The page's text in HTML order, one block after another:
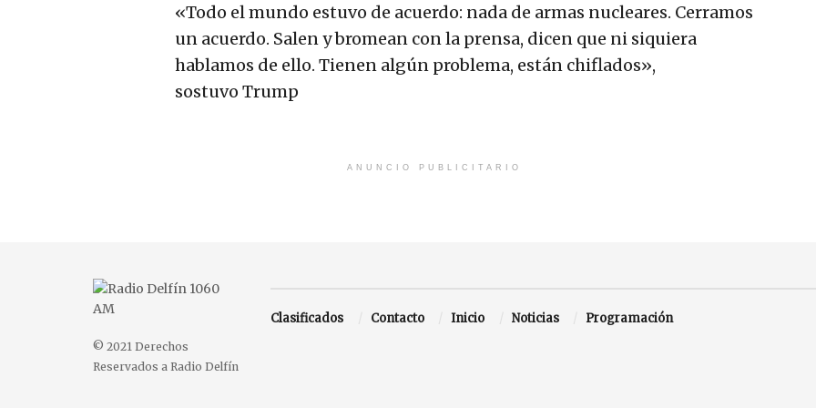
«Todo el mundo estuvo de acuerdo: nada de armas nucleares. Cerramos
un acuerdo. Salen y bromean con la prensa, dicen que ni siquiera
hablamos de ello. Tienen algún problema, están chiflados»,
sostuvo Trump
ANUNCIO PUBLICITARIO
© 2021 Derechos
Reservados a Radio Delfín
Clasificados Contacto Inicio Noticias Programación